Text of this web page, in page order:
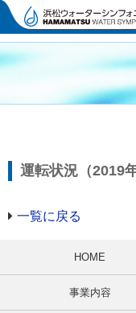
運転状況（2019
一覧に戻る
HOME
事業内容